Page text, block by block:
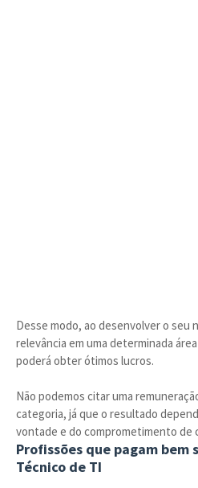
Desse modo, ao desenvolver o seu
relevância em uma determinada
poderá obter ótimos lucros.
Não podemos citar uma
categoria, já que o resultado
vontade e do comprometimento de
Profissões que pagam bem
Técnico de TI